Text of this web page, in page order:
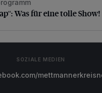
Was für eine tolle Show!
Was für eine tolle Show!
SOZIALE MEDIEN